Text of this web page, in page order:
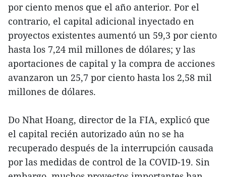
por ciento menos que el año anterior. Por el
contrario, el capital adicional inyectado en
proyectos existentes aumentó un 59,3 por ciento
hasta los 7,24 mil millones de dólares; y las
aportaciones de capital y la compra de acciones
avanzaron un 25,7 por ciento hasta los 2,58 mil
millones de dólares.
Do Nhat Hoang, director de la FIA, explicó que
el capital recién autorizado aún no se ha
recuperado después de la interrupción causada
por las medidas de control de la COVID-19. Sin